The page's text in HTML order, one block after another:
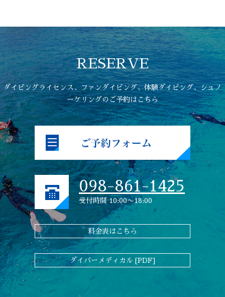
RESERVE
ダイビングライセンス、ファンダイビング、体験ダイビング、シュノ
ーケリングのご予約はこちら
098-861-1425
受付時間 10:00〜18:00
料金表はこちら
ダイバーメディカル [PDF]